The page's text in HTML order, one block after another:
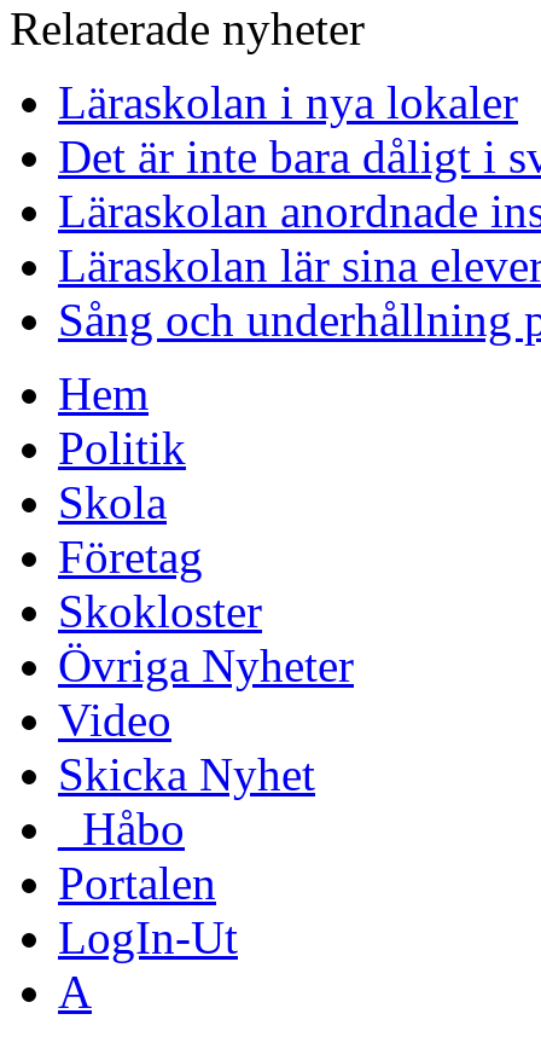
Relaterade nyheter
Läraskolan i nya lokaler
Det är inte bara dåligt i
Läraskolan anordnade
Läraskolan lär sina
Sång och underhållning
Hem
Politik
Skola
Företag
Skokloster
Övriga Nyheter
Video
Skicka Nyhet
_Håbo
Portalen
LogIn-Ut
A